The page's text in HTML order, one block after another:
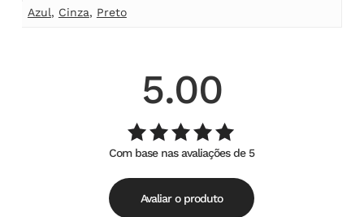
Azul, Cinza, Preto
5.00
Avaliação
5.00de
5
Com base nas avaliações de 5
Avaliar o produto